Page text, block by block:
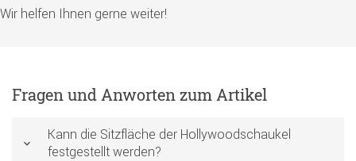
Wir helfen Ihnen gerne weiter!
Fragen und Anworten zum Artikel
Kann die Sitzfläche der Hollywoodschaukel
festgestellt werden?